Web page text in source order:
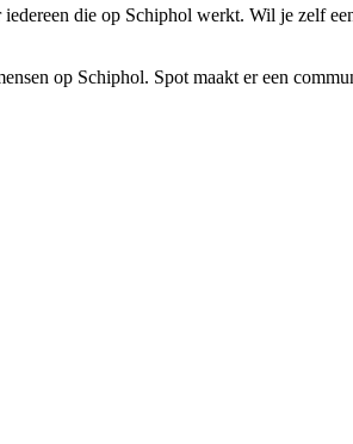
die op Schiphol werkt. Wil je zelf
op Schiphol. Spot maakt er een